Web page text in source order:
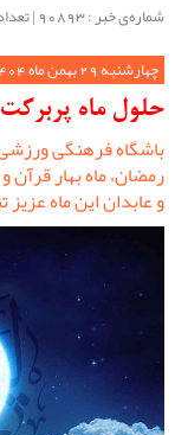
شماره‌ی خبر : ‌90893 | تعداد بازدید : 299
چهارشنبه 29 بهمن ماه 1404 ساعت 20:49
حلول ماه
باشگاه فرهنگی
رمضان، ماه بهار قرآن
و عابدان این ماه